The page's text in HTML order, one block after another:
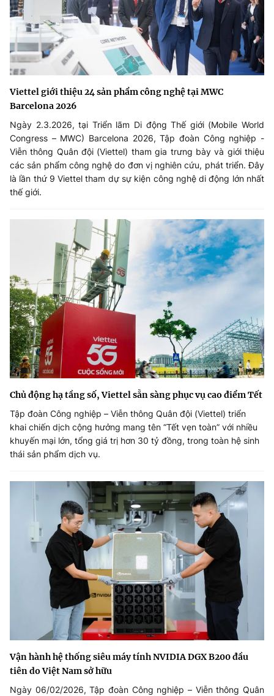
Viettel giới thiệu 24 sản phẩm công nghệ tại MWC
Barcelona 2026
Ngày 2.3.2026, tại Triển lãm Di động Thế giới (Mobile World
Congress – MWC) Barcelona 2026, Tập đoàn Công nghiệp -
Viễn thông Quân đội (Viettel) tham gia trưng bày và giới thiệu
các sản phẩm công nghệ do đơn vị nghiên cứu, phát triển. Đây
là lần thứ 9 Viettel tham dự sự kiện công nghệ di động lớn nhất
thế giới.
Chủ động hạ tầng số, Viettel sẵn sàng phục vụ cao điểm Tết
Tập đoàn Công nghiệp – Viễn thông Quân đội (Viettel) triển
khai chiến dịch cộng hưởng mang tên “Tết vẹn toàn” với nhiều
khuyến mại lớn, tổng giá trị hơn 30 tỷ đồng, trong toàn hệ sinh
thái sản phẩm dịch vụ.
Vận hành hệ thống siêu máy tính NVIDIA DGX B200 đầu
tiên do Việt Nam sở hữu
Ngày 06/02/2026, Tập đoàn Công nghiệp – Viễn thông Quân